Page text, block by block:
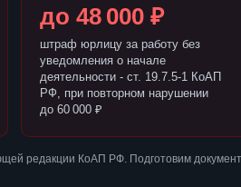
до 48 000 ₽
штраф юрлицу за работу без
уведомления о начале
деятельности - ст. 19.7.5-1 КоАП
РФ, при повторном нарушении
до 60 000 ₽
редакции КоАП РФ. Подготовим